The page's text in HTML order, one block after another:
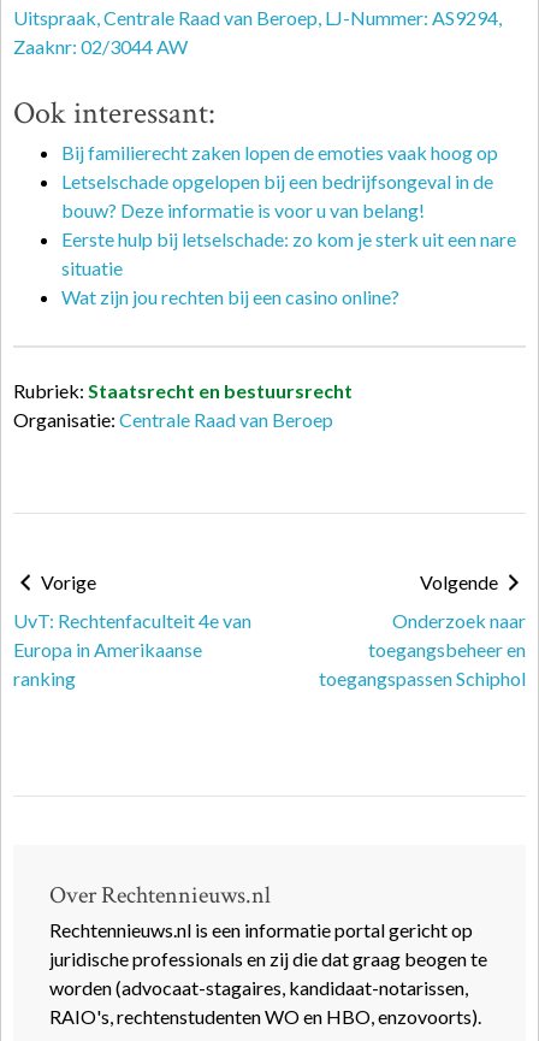
Uitspraak, Centrale Raad van Beroep, LJ-Nummer: AS9294,
Zaaknr: 02/3044 AW
Ook interessant:
Bij familierecht zaken lopen de emoties vaak hoog op
Letselschade opgelopen bij een bedrijfsongeval in de
bouw? Deze informatie is voor u van belang!
Eerste hulp bij letselschade: zo kom je sterk uit een nare
situatie
Wat zijn jou rechten bij een casino online?
Rubriek: Staatsrecht en bestuursrecht
Organisatie: Centrale Raad van Beroep
Vorige
UvT: Rechtenfaculteit 4e van
Europa in Amerikaanse
ranking
Volgende
Onderzoek naar
toegangsbeheer en
toegangspassen Schiphol
Over Rechtennieuws.nl
Rechtennieuws.nl is een informatie portal gericht op
juridische professionals en zij die dat graag beogen te
worden (advocaat-stagaires, kandidaat-notarissen,
RAIO's, rechtenstudenten WO en HBO, enzovoorts).